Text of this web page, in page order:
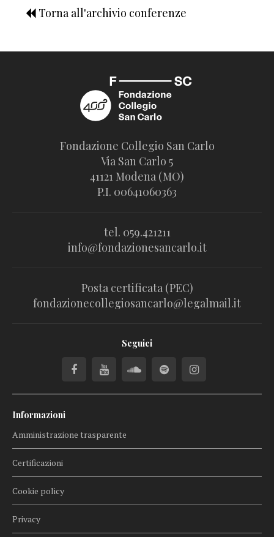
Torna all'archivio conferenze
Fondazione Collegio San Carlo
Via San Carlo 5
41121 Modena (MO)
P.I. 00641060363
tel. 059.421211
info@fondazionesancarlo.it
Posta certificata (PEC)
fondazionecollegiosancarlo@legalmail.it
Seguici
Informazioni
Amministrazione trasparente
Certificazioni
Cookie policy
Privacy